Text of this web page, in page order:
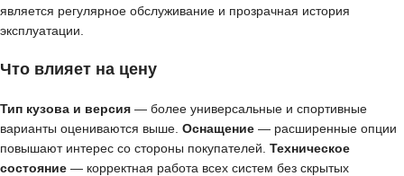
является регулярное обслуживание и прозрачная история
эксплуатации.
Что влияет на цену
Тип кузова и версия — более универсальные и спортивные
варианты оцениваются выше. Оснащение — расширенные опции
повышают интерес со стороны покупателей. Техническое
состояние — корректная работа всех систем без скрытых